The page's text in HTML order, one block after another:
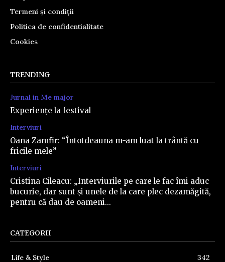
Termeni și condiții
Politica de confidentialitate
Cookies
TRENDING
Jurnal in Me major
Experiențe la festival
Interviuri
Oana Zamfir: “Întotdeauna m-am luat la trântă cu
fricile mele”
Interviuri
Cristina Cileacu: „Interviurile pe care le fac îmi aduc
bucurie, dar sunt și unele de la care plec dezamăgită,
pentru că dau de oameni...
CATEGORII
Life & Style
342